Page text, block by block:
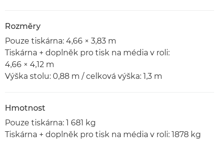
Rozměry
Pouze tiskárna: 4,66 × 3,83 m
Tiskárna + doplněk pro tisk na média v roli:
4,66 × 4,12 m
Výška stolu: 0,88 m / celková výška: 1,3 m
Hmotnost
Pouze tiskárna: 1 681 kg
Tiskárna + doplněk pro tisk na média v roli: 1878 kg